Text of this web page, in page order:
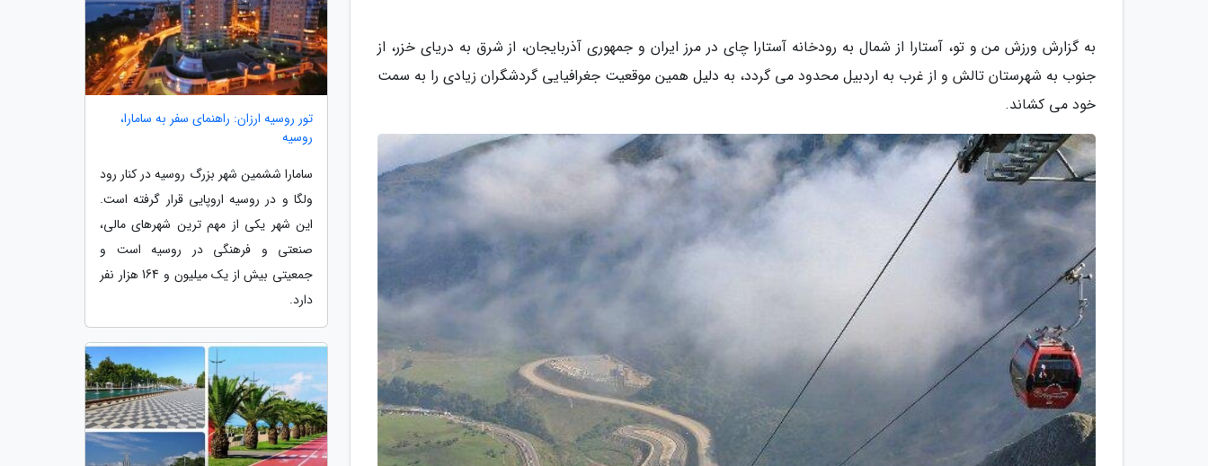
به گزارش ورزش من و تو، آستارا از شمال به رودخانه آستارا چای در مرز ایران و جمهوری آذربایجان، از شرق به دریای خزر، از
جنوب به شهرستان تالش و از غرب به اردبیل محدود می گردد، به دلیل همین موقعیت جغرافیایی گردشگران زیادی را به سمت
خود می کشاند.
تور روسیه ارزان: راهنمای سفر به سامارا،
روسیه
سامارا ششمین شهر بزرگ روسیه در کنار رود
ولگا و در روسیه اروپایی قرار گرفته است.
این شهر یکی از مهم ترین شهرهای مالی،
صنعتی و فرهنگی در روسیه است و
جمعیتی بیش از یک میلیون و 164 هزار نفر
دارد.